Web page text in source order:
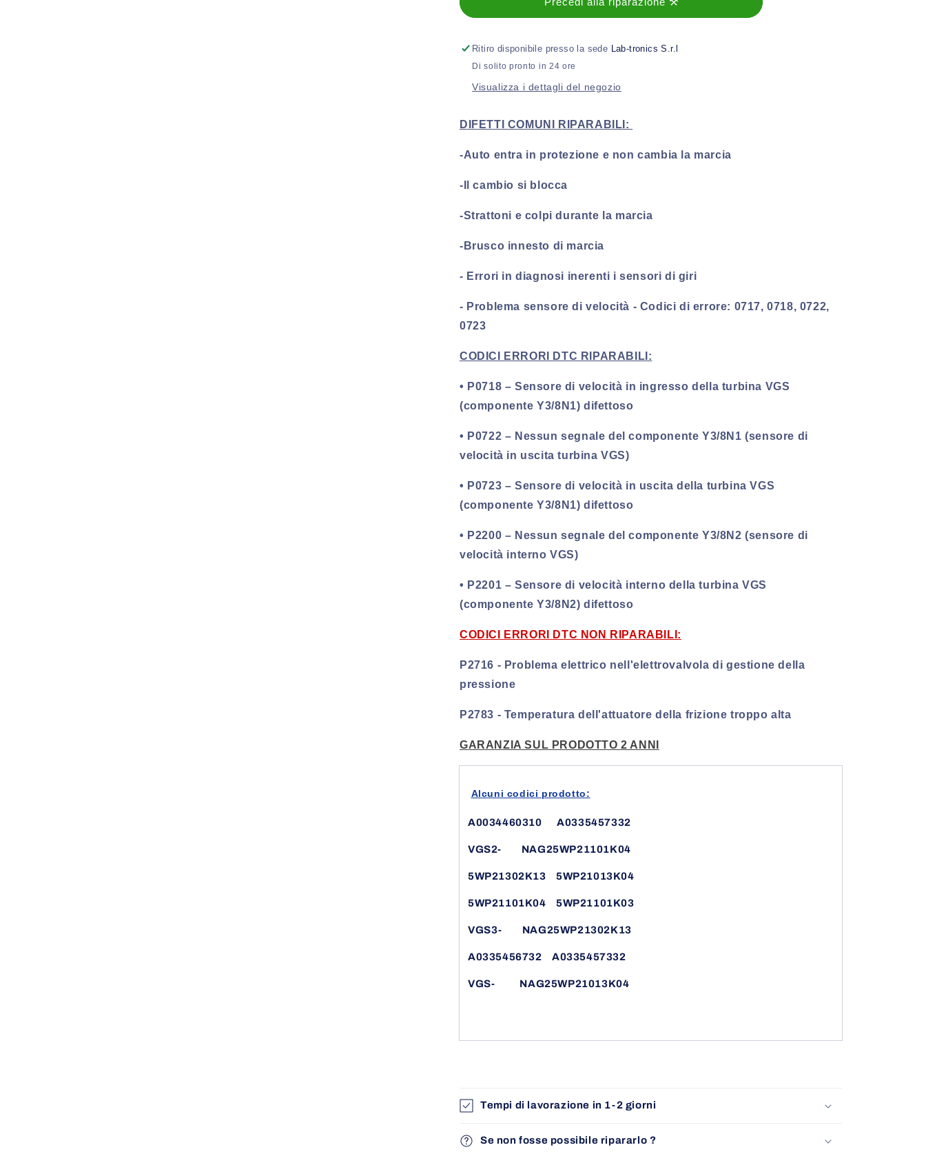
Centralina
Mercedes-
Benz
Classe
E
7G-
TRONIC
(2002-
Centralina
Mercedes-
Benz
E
7G-
TRONIC
(2002-
Ritiro disponibile presso la sede Lab-tronics S.r.l
Di solito pronto in 24 ore
Visualizza i dettagli del negozio
DIFETTI COMUNI RIPARABILI:
-Auto entra in protezione e non cambia la marcia
-Il cambio si blocca
-Strattoni e colpi durante la marcia
-Brusco innesto di marcia
- Errori in diagnosi inerenti i sensori di giri
- Problema sensore di velocità - Codici di errore: 0717, 0718, 0722,
0723
CODICI ERRORI DTC RIPARABILI:
• P0718 – Sensore di velocità in ingresso della turbina VGS
(componente Y3/8N1) difettoso
• P0722 – Nessun segnale del componente Y3/8N1 (sensore di
velocità in uscita turbina VGS)
• P0723 – Sensore di velocità in uscita della turbina VGS
(componente Y3/8N1) difettoso
• P2200 – Nessun segnale del componente Y3/8N2 (sensore di
velocità interno VGS)
• P2201 – Sensore di velocità interno della turbina VGS
(componente Y3/8N2) difettoso
CODICI ERRORI DTC NON RIPARABILI:
P2716 - Problema elettrico nell'elettrovalvola di gestione della
pressione
P2783 - Temperatura dell'attuatore della frizione troppo alta
GARANZIA SUL PRODOTTO 2 ANNI
Alcuni codici prodotto:
A0034460310A0335457332
VGS2- NAG25WP21101K04
5WP21302K13 5WP21013K04
5WP21101K04 5WP21101K03
VGS3- NAG25WP21302K13
A0335456732 A0335457332
VGS- NAG25WP21013K04
Tempi di lavorazione in 1-2 giorni
Se non fosse possibile ripararlo ?